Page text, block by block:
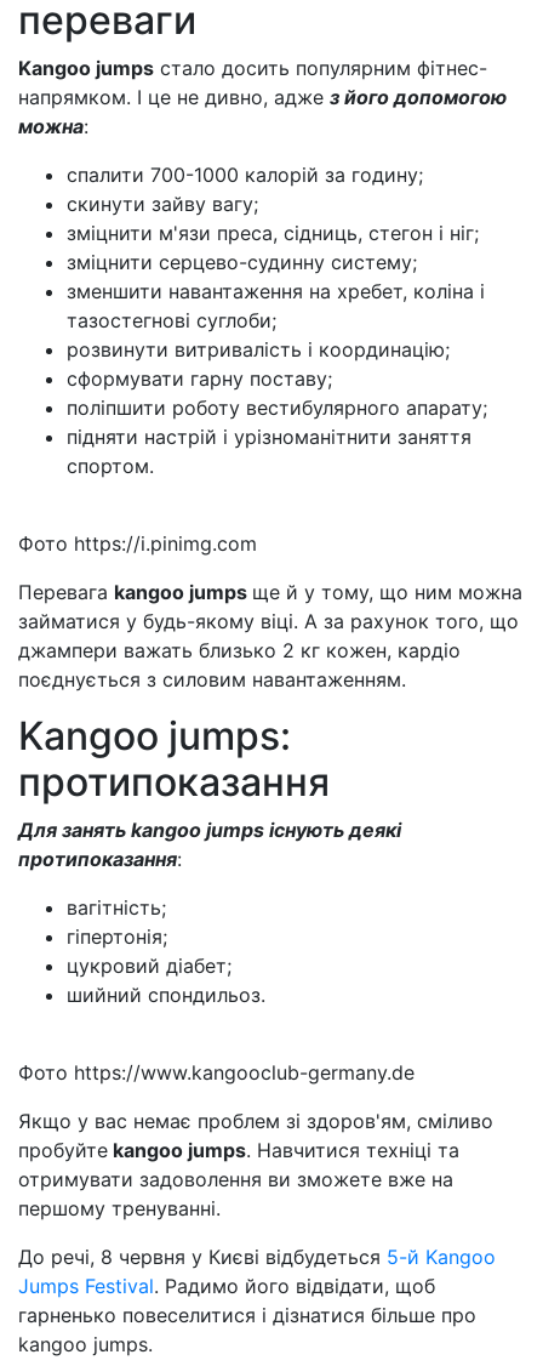
переваги
Kangoo jumps стало досить популярним фітнес-
напрямком. І це не дивно, адже з його допомогою
можна:
спалити 700-1000 калорій за годину;
скинути зайву вагу;
зміцнити м'язи преса, сідниць, стегон і ніг;
зміцнити серцево-судинну систему;
зменшити навантаження на хребет, коліна і
тазостегнові суглоби;
розвинути витривалість і координацію;
сформувати гарну поставу;
поліпшити роботу вестибулярного апарату;
підняти настрій і урізноманітнити заняття
спортом.
Фото https://i.pinimg.com
Перевага kangoo jumps ще й у тому, що ним можна
займатися у будь-якому віці. А за рахунок того, що
джампери важать близько 2 кг кожен, кардіо
поєднується з силовим навантаженням.
Kangoo jumps:
протипоказання
Для занять kangoo jumps існують деякі
протипоказання:
вагітність;
гіпертонія;
цукровий діабет;
шийний спондильоз.
Фото https://www.kangooclub-germany.de
Якщо у вас немає проблем зі здоров'ям, сміливо
пробуйте kangoo jumps. Навчитися техніці та
отримувати задоволення ви зможете вже на
першому тренуванні.
До речі, 8 червня у Києві відбудеться 5-й Kangoo
Jumps Festival. Радимо його відвідати, щоб
гарненько повеселитися і дізнатися більше про
kangoo jumps.